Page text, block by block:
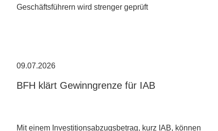
Geschäftsführern wird strenger geprüft
09.07.2026
BFH klärt Gewinngrenze für IAB
Mit einem Investitionsabzugsbetrag, kurz IAB, können